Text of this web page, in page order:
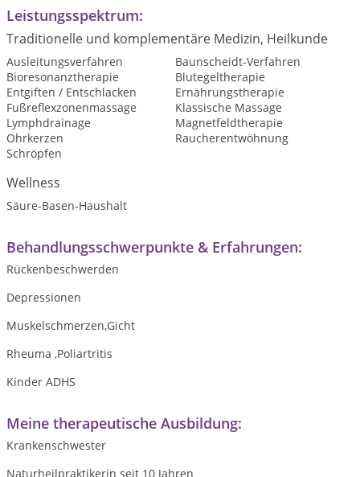
Leistungsspektrum:
Traditionelle und komplementäre Medizin, Heilkunde
Ausleitungsverfahren
Baunscheidt-Verfahren
Bioresonanztherapie
Blutegeltherapie
Entgiften / Entschlacken
Ernährungstherapie
Fußreflexzonenmassage
Klassische Massage
Lymphdrainage
Magnetfeldtherapie
Ohrkerzen
Raucherentwöhnung
Schröpfen
Wellness
Säure-Basen-Haushalt
Behandlungsschwerpunkte & Erfahrungen:
Rückenbeschwerden
Depressionen
Muskelschmerzen,Gicht
Rheuma ,Poliartritis
Kinder ADHS
Meine therapeutische Ausbildung:
Krankenschwester
Naturheilpraktikerin seit 10 Jahren